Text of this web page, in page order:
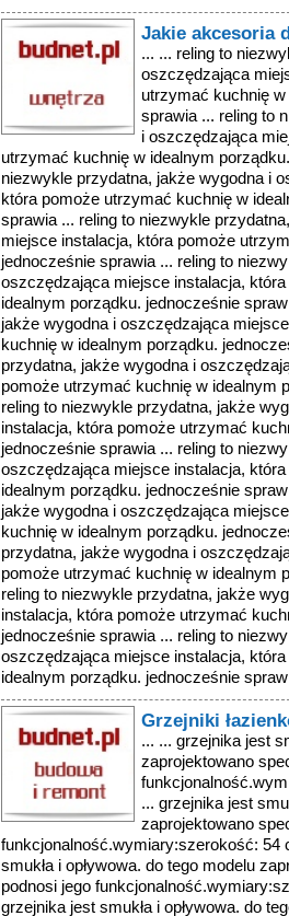
Jakie akcesoria
... ... reling to
oszczędzająca
utrzymać kuchnię
sprawia ... reling to
i oszczędzająca
utrzymać kuchnię w idealnym
niezwykle przydatna, jakże wygodna i
która pomoże utrzymać kuchnię w
sprawia ... reling to niezwykle
miejsce instalacja, która pomoże
jednocześnie sprawia ... reling to
oszczędzająca miejsce instalacja,
idealnym porządku. jednocześnie
jakże wygodna i oszczędzająca
kuchnię w idealnym porządku.
przydatna, jakże wygodna i
pomoże utrzymać kuchnię w idealnym
reling to niezwykle przydatna, jakże
instalacja, która pomoże utrzymać
jednocześnie sprawia ... reling to
oszczędzająca miejsce instalacja,
idealnym porządku. jednocześnie
jakże wygodna i oszczędzająca
kuchnię w idealnym porządku.
przydatna, jakże wygodna i
pomoże utrzymać kuchnię w idealnym
reling to niezwykle przydatna, jakże
instalacja, która pomoże utrzymać
jednocześnie sprawia ... reling to
oszczędzająca miejsce instalacja,
idealnym porządku. jednocześnie
Grzejniki
... ... grzejnika jest
zaprojektowano
... grzejnika jest
zaprojektowano
funkcjonalność.wymiary:szerokość: 54
smukła i opływowa. do tego modelu
podnosi jego
grzejnika jest smukła i opływowa. do